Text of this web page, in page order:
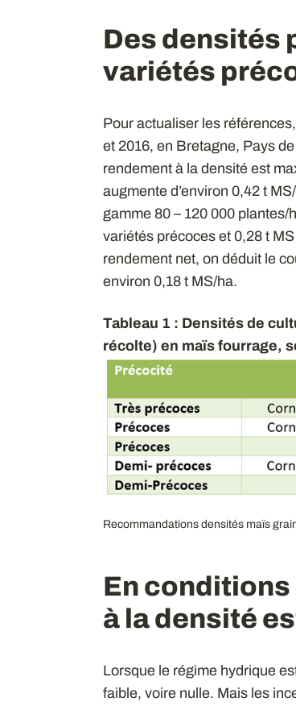
Des densités
variétés
Pour actualiser les
et 2016, en Bretagne, Pays
rendement à la densité est
augmente d’environ 0,42 t
gamme 80 – 120 000
variétés précoces et 0,28 t
rendement net, on déduit le
environ 0,18 t MS/ha.
Tableau 1 : Densités de
récolte) en maïs fourrage,
Recommandations densités maïs
En
à la densité
Lorsque le régime hydrique
faible, voire nulle. Mais les